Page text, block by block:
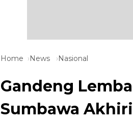
Home News Nasional
Gandeng
Sumbawa